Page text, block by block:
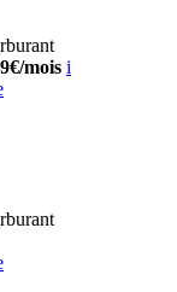
mois i